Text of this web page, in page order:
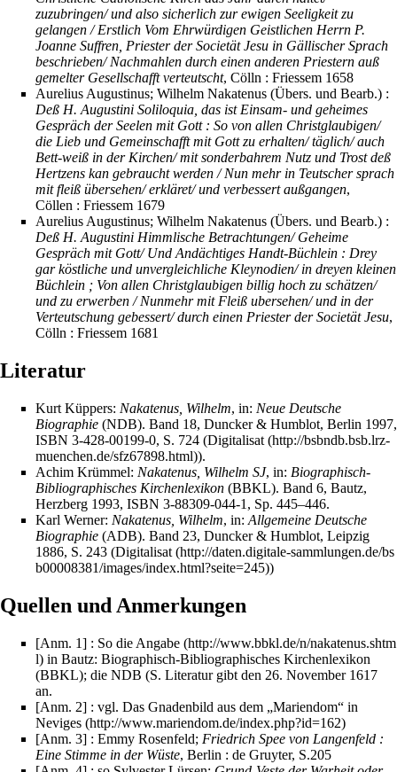
zuzubringen/ und also sicherlich zur ewigen Seeligkeit zu
gelangen / Erstlich Vom Ehrwürdigen Geistlichen Herrn P.
Joanne Suffren, Priester der Societät Jesu in Gällischer Sprach
beschrieben/ Nachmahlen durch einen anderen Priestern auß
gemelter Gesellschafft verteutscht, Cölln : Friessem 1658
Aurelius Augustinus; Wilhelm Nakatenus (Übers. und Bearb.) :
Deß H. Augustini Soliloquia, das ist Einsam- und geheimes
Gespräch der Seelen mit Gott : So von allen Christglaubigen/
die Lieb und Gemeinschafft mit Gott zu erhalten/ täglich/ auch
Bett-weiß in der Kirchen/ mit sonderbahrem Nutz und Trost deß
Hertzens kan gebraucht werden / Nun mehr in Teutscher sprach
mit fleiß übersehen/ erkläret/ und verbessert außgangen,
Cöllen : Friessem 1679
Aurelius Augustinus; Wilhelm Nakatenus (Übers. und Bearb.) :
Deß H. Augustini Himmlische Betrachtungen/ Geheime
Gespräch mit Gott/ Und Andächtiges Handt-Büchlein : Drey
gar köstliche und unvergleichliche Kleynodien/ in dreyen kleinen
Büchlein ; Von allen Christglaubigen billig hoch zu schätzen/
und zu erwerben / Nunmehr mit Fleiß ubersehen/ und in der
Verteutschung gebessert/ durch einen Priester der Societät Jesu,
Cölln : Friessem 1681
Literatur
Kurt Küppers: Nakatenus, Wilhelm, in: Neue Deutsche
Biographie (NDB). Band 18, Duncker & Humblot, Berlin 1997,
ISBN 3-428-00199-0, S. 724 (Digitalisat
).
Achim Krümmel: Nakatenus, Wilhelm SJ, in: Biographisch-
Bibliographisches Kirchenlexikon (BBKL). Band 6, Bautz,
Herzberg 1993, ISBN 3-88309-044-1, Sp. 445–446.
Karl Werner: Nakatenus, Wilhelm, in: Allgemeine Deutsche
Biographie (ADB). Band 23, Duncker & Humblot, Leipzig
1886, S. 243 (Digitalisat
)
Quellen und Anmerkungen
[Anm. 1] : So die Angabe
in Bautz: Biographisch-Bibliographisches Kirchenlexikon
(BBKL); die NDB (S. Literatur gibt den 26. November 1617
an.
[Anm. 2] : vgl. Das Gnadenbild aus dem „Mariendom“ in
Neviges
[Anm. 3] : Emmy Rosenfeld; Friedrich Spee von Langenfeld :
Eine Stimme in der Wüste, Berlin : de Gruyter, S.205